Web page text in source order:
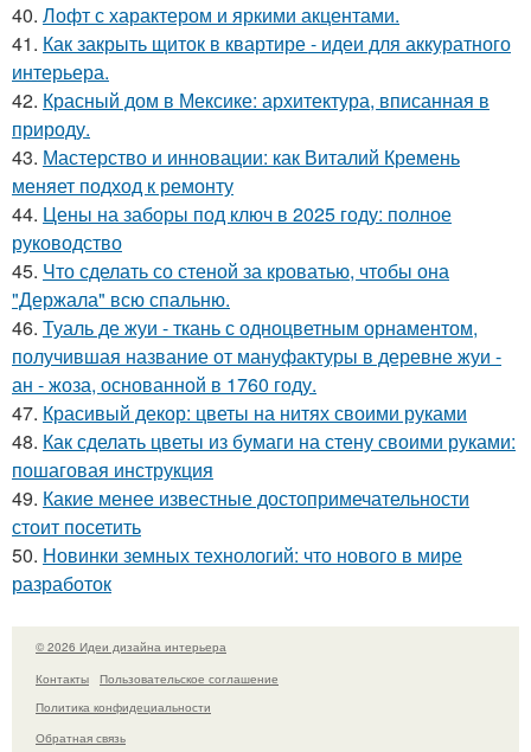
40. Лофт с характером и яркими акцентами.
41. Как закрыть щиток в квартире - идеи для аккуратного
интерьера.
42. Красный дом в Мексике: архитектура, вписанная в
природу.
43. Мастерство и инновации: как Виталий Кремень
меняет подход к ремонту
44. Цены на заборы под ключ в 2025 году: полное
руководство
45. Что сделать со стеной за кроватью, чтобы она
"Держала" всю спальню.
46. Туаль де жуи - ткань с одноцветным орнаментом,
получившая название от мануфактуры в деревне жуи -
ан - жоза, основанной в 1760 году.
47. Красивый декор: цветы на нитях своими руками
48. Как сделать цветы из бумаги на стену своими руками:
пошаговая инструкция
49. Какие менее известные достопримечательности
стоит посетить
50. Новинки земных технологий: что нового в мире
разработок
© 2026 Идеи дизайна интерьера
Контакты
Пользовательское соглашение
Политика конфидециальности
Обратная связь